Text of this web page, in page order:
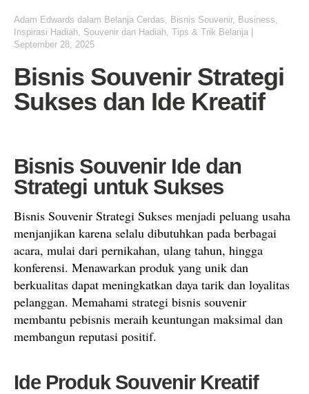
Adam Edwards dalam Belanja Cerdas, Bisnis Souvenir, Business,
Inspirasi Hadiah, Souvenir dan Hadiah, Tips & Trik Belanja
September 28, 2025
Bisnis Souvenir Strategi
Sukses dan Ide Kreatif
Bisnis Souvenir Ide dan
Strategi untuk Sukses
Bisnis Souvenir Strategi Sukses menjadi peluang usaha
menjanjikan karena selalu dibutuhkan pada berbagai
acara, mulai dari pernikahan, ulang tahun, hingga
konferensi. Menawarkan produk yang unik dan
berkualitas dapat meningkatkan daya tarik dan loyalitas
pelanggan. Memahami strategi bisnis souvenir
membantu pebisnis meraih keuntungan maksimal dan
membangun reputasi positif.
Ide Produk Souvenir Kreatif